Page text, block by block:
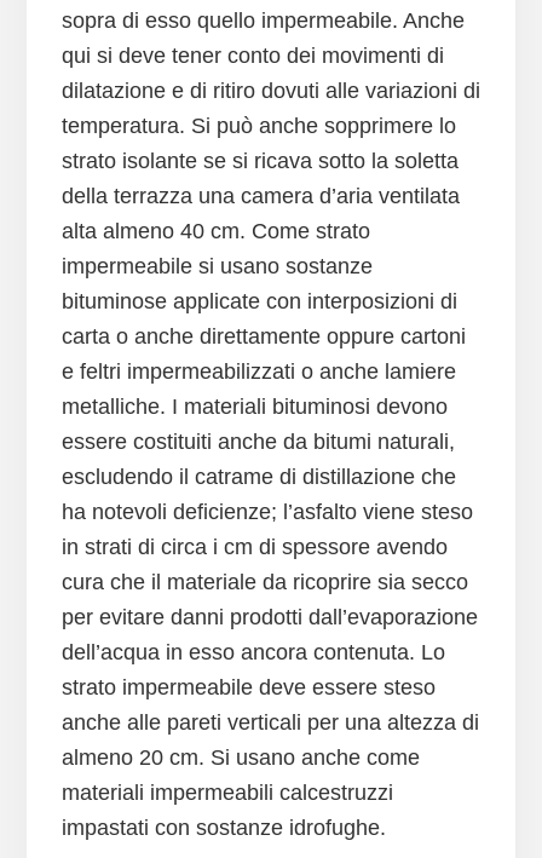
sopra di esso quello impermeabile. Anche
qui si deve tener conto dei movimenti di
dilatazione e di ritiro dovuti alle variazioni di
temperatura. Si può anche sopprimere lo
strato isolante se si ricava sotto la soletta
della terrazza una camera d’aria ventilata
alta almeno 40 cm. Come strato
impermeabile si usano sostanze
bituminose applicate con interposizioni di
carta o anche direttamente oppure cartoni
e feltri impermeabilizzati o anche lamiere
metalliche. I materiali bituminosi devono
essere costituiti anche da bitumi naturali,
escludendo il catrame di distillazione che
ha notevoli deficienze; l’asfalto viene steso
in strati di circa i cm di spessore avendo
cura che il materiale da ricoprire sia secco
per evitare danni prodotti dall’evaporazione
dell’acqua in esso ancora contenuta. Lo
strato impermeabile deve essere steso
anche alle pareti verticali per una altezza di
almeno 20 cm. Si usano anche come
materiali impermeabili calcestruzzi
impastati con sostanze idrofughe.